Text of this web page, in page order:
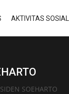
AKTIVITAS SOSIAL
SOEHARTO